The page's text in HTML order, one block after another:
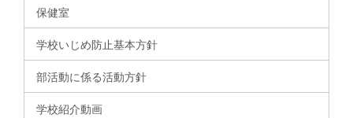
保健室
学校いじめ防止基本方針
部活動に係る活動方針
学校紹介動画